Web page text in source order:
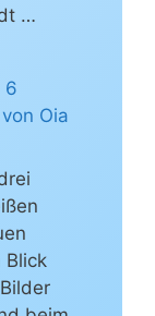
…
6
Oia
Blick